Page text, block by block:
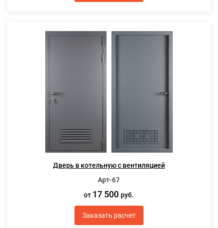
Дверь в котельную с вентиляцией
Арт-67
от 17 500руб.
Заказать расчет